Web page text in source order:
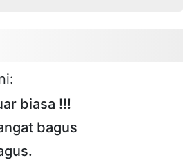
biasa !!!
bagus